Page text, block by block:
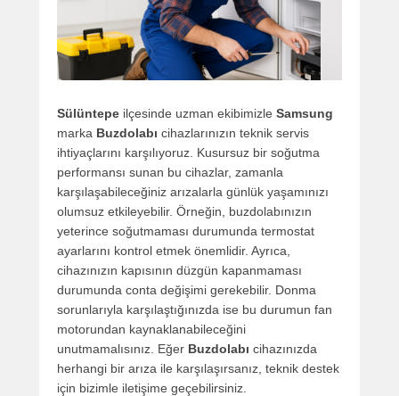
Sülüntepe ilçesinde uzman ekibimizle Samsung
marka Buzdolabı cihazlarınızın teknik servis
ihtiyaçlarını karşılıyoruz. Kusursuz bir soğutma
performansı sunan bu cihazlar, zamanla
karşılaşabileceğiniz arızalarla günlük yaşamınızı
olumsuz etkileyebilir. Örneğin, buzdolabınızın
yeterince soğutmaması durumunda termostat
ayarlarını kontrol etmek önemlidir. Ayrıca,
cihazınızın kapısının düzgün kapanmaması
durumunda conta değişimi gerekebilir. Donma
sorunlarıyla karşılaştığınızda ise bu durumun fan
motorundan kaynaklanabileceğini
unutmamalısınız. Eğer Buzdolabı cihazınızda
herhangi bir arıza ile karşılaşırsanız, teknik destek
için bizimle iletişime geçebilirsiniz.